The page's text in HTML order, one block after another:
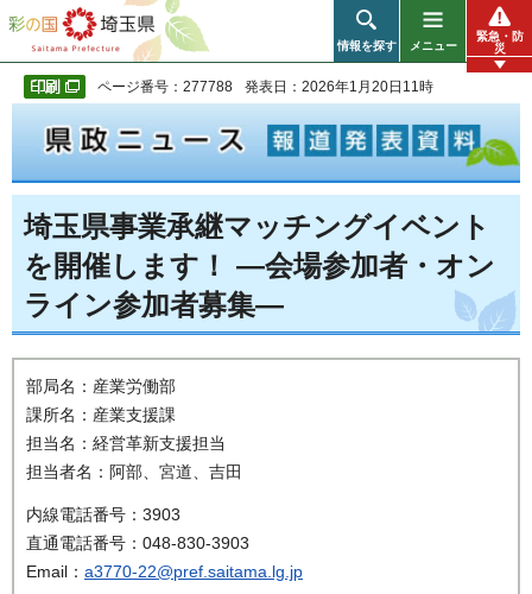
彩の国 埼玉県
情報を探す メニュー
緊急・防
災
ページ番号：277788 発表日：2026年1月20日11時
埼玉県事業承継マッチングイベント
を開催します！ ―会場参加者・オン
ライン参加者募集―
部局名：産業労働部
課所名：産業支援課
担当名：経営革新支援担当
担当者名：阿部、宮道、吉田
内線電話番号：3903
直通電話番号：048-830-3903
Email： a3770-22@pref.saitama.lg.jp